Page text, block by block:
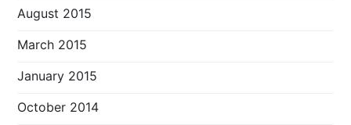
August 2015
March 2015
January 2015
October 2014